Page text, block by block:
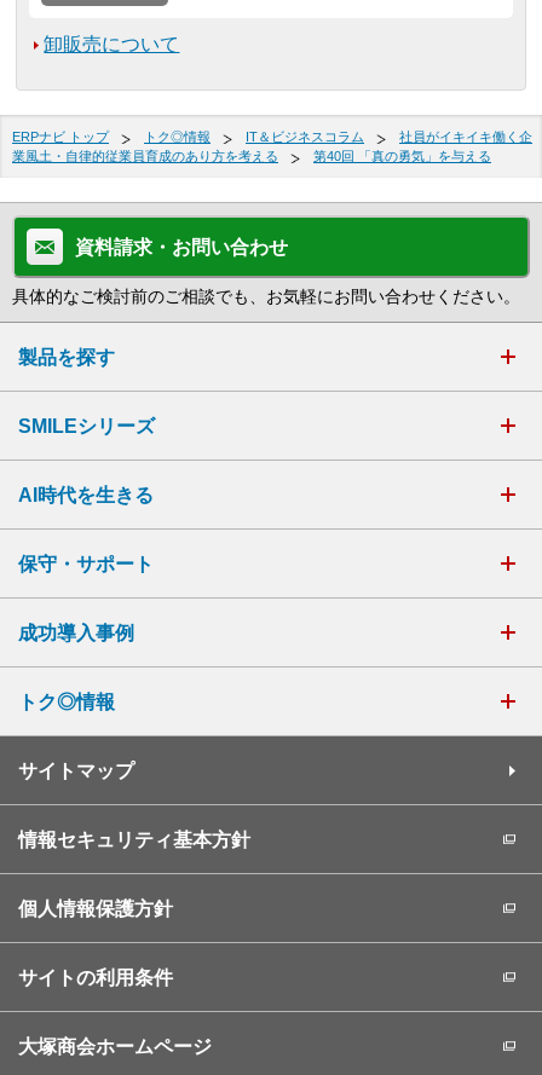
卸販売について
ERPナビ トップ トク◎情報 IT＆ビジネスコラム
社員がイキイキ働く企
業風土・自律的従業員育成のあり方を考える
第40回 「真の勇気」を与える
資料請求・お問い合わせ
具体的なご検討前のご相談でも、お気軽にお問い合わせください。
製品を探す
SMILEシリーズ
AI時代を生きる
保守・サポート
成功導入事例
トク◎情報
サイトマップ
情報セキュリティ基本方針
個人情報保護方針
サイトの利用条件
大塚商会ホームページ